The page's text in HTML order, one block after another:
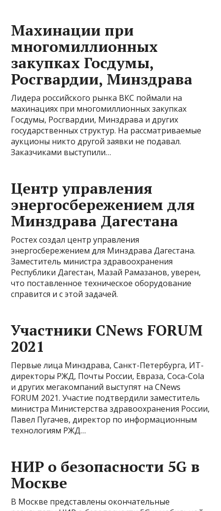
Махинации при
многомиллионных
закупках Госдумы,
Росгвардии, Минздрава
Лидера российского рынка ВКС поймали на
махинациях при многомиллионных закупках
Госдумы, Росгвардии, Минздрава и других
государственных структур. На рассматриваемые
аукционы никто другой заявки не подавал.
Заказчиками выступили…
Центр управления
энергосбережением для
Минздрава Дагестана
Ростех создал центр управления
энергосбережением для Минздрава Дагестана.
Заместитель министра здравоохранения
Республики Дагестан, Мазай Рамазанов, уверен,
что поставленное техническое оборудование
справится и с этой задачей.
Участники CNews FORUM
2021
Первые лица Минздрава, Санкт-Петербурга, ИТ-
директоры РЖД, Почты России, Евраза, Coca-Cola
и других мегакомпаний выступят на CNews
FORUM 2021. Участие подтвердили заместитель
министра Министерства здравоохранения России,
Павел Пугачев, директор по информационным
технологиям РЖД…
НИР о безопасности 5G в
Москве
В Москве представлены окончательные